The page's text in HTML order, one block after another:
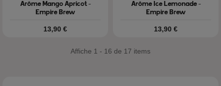
Arôme Mango Apricot -
Empire Brew
Prix
13,90 €
Arôme Ice Lemonade -
Empire Brew
Prix
13,90 €
Affiche 1 - 16 de 17 items